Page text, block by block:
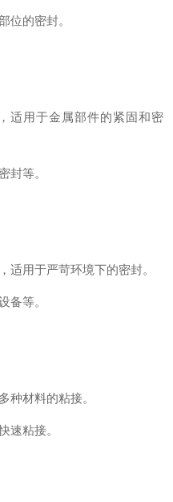
位的密封。
适用于金属部件的紧固和密
封等。
适用于严苛环境下的密封。
备等。
种材料的粘接。
速粘接。